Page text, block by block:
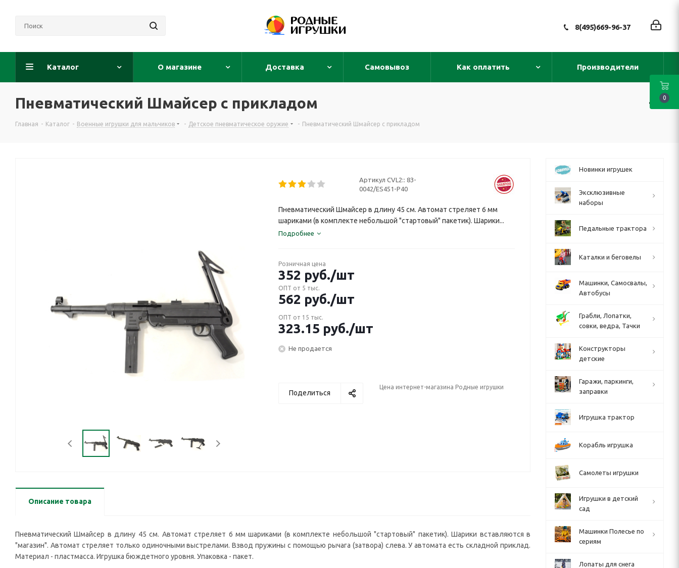
8(495)669-96-37
Каталог О магазине Доставка Самовывоз Как оплатить Производители
Пневматический Шмайсер с прикладом
Главная - Каталог - Военные игрушки для мальчиков - Детское пневматическое оружие - Пневматический Шмайсер с прикладом
Артикул CVL2:: 83-
0042/ES451-P40
Пневматический Шмайсер в длину 45 см. Автомат стреляет 6 мм
шариками (в комплекте небольшой "стартовый" пакетик). Шарики...
Подробнее
Розничная цена
352 руб./шт
ОПТ от 5 тыс.
562 руб./шт
ОПТ от 15 тыс.
323.15 руб./шт
Не продается
Поделиться
Цена интернет-магазина Родные игрушки
Описание товара
Пневматический Шмайсер в длину 45 см. Автомат стреляет 6 мм шариками (в комплекте небольшой "стартовый" пакетик). Шарики вставляются в
"магазин". Автомат стреляет только одиночными выстрелами. Взвод пружины с помощью рычага (затвора) слева. У автомата есть складной приклад.
Материал - пластмасса. Игрушка бюждетного уровня. Упаковка - пакет.
Новинки игрушек
Эксклюзивные
наборы
Педальные трактора
Каталки и беговелы
Машинки, Самосвалы,
Автобусы
Грабли, Лопатки,
совки, ведра, Тачки
Конструкторы
детские
Гаражи, паркинги,
заправки
Игрушка трактор
Корабль игрушка
Самолеты игрушки
Игрушки в детский
сад
Машинки Полесье по
сериям
Лопаты для снега
0